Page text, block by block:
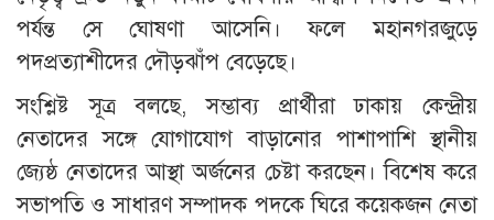
পর্যন্ত সে ঘোষণা আসেনি। ফলে মহানগরজুড়ে
পদপ্রত্যাশীদের দৌড়ঝাঁপ বেড়েছে।
সংশ্লিষ্ট সূত্র বলছে, সম্ভাব্য প্রার্থীরা ঢাকায় কেন্দ্রীয়
নেতাদের সঙ্গে যোগাযোগ বাড়ানোর পাশাপাশি স্থানীয়
জ্যেষ্ঠ নেতাদের আস্থা অর্জনের চেষ্টা করছেন। বিশেষ করে
সভাপতি ও সাধারণ সম্পাদক পদকে ঘিরে কয়েকজন নেতা